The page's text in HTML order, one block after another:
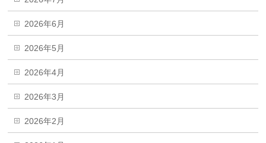
2026年6月
2026年5月
2026年4月
2026年3月
2026年2月